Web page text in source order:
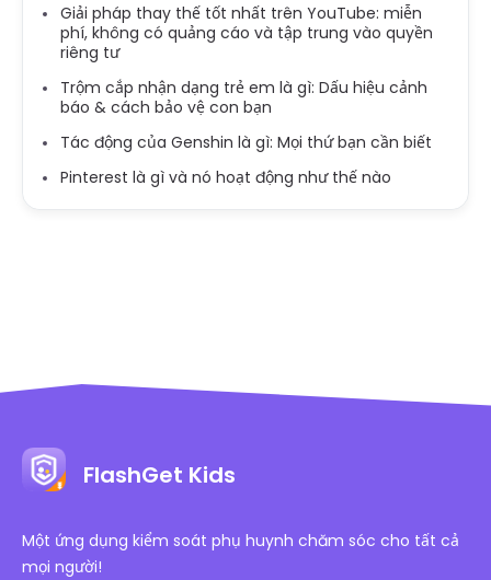
Giải pháp thay thế tốt nhất trên YouTube: miễn
phí, không có quảng cáo và tập trung vào quyền
riêng tư
Trộm cắp nhận dạng trẻ em là gì: Dấu hiệu cảnh
báo & cách bảo vệ con bạn
Tác động của Genshin là gì: Mọi thứ bạn cần biết
Pinterest là gì và nó hoạt động như thế nào
FlashGet Kids
Một ứng dụng kiểm soát phụ huynh chăm sóc cho tất cả
mọi người!